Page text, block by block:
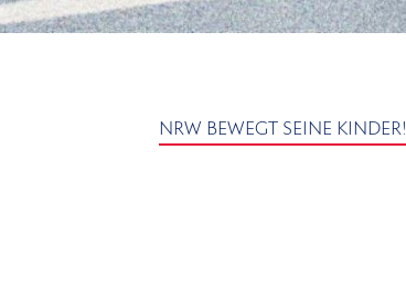
NRW BEWEGT SEINE KINDER!